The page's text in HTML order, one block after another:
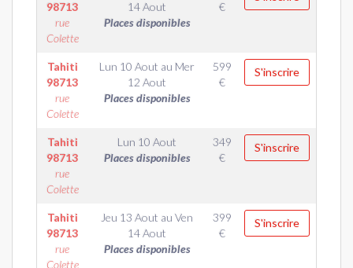
98713
rue
Colette
14 Aout
Places disponibles
€
Tahiti
98713
rue
Colette
Lun 10 Aout au Mer
12 Aout
Places disponibles
599
€
S'inscrire
Tahiti
98713
rue
Colette
Lun 10 Aout
Places disponibles
349
€
S'inscrire
Tahiti
98713
rue
Colette
Jeu 13 Aout au Ven
14 Aout
Places disponibles
399
€
S'inscrire